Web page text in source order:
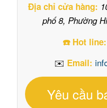
Địa chỉ cửa hàng:
phố 8, Phường
☎️ Hot line:
✉️ Email:
Yêu cầu